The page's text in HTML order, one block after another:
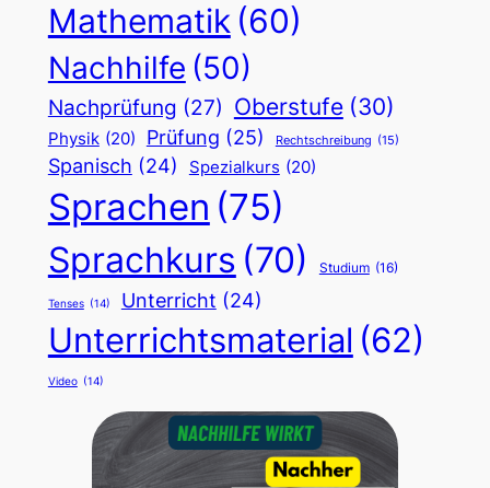
Mathematik (60)
Nachhilfe (50)
Nachprüfung (27) Oberstufe (30)
Physik (20) Prüfung (25) Rechtschreibung (15)
Spanisch (24) Spezialkurs (20)
Sprachen (75)
Sprachkurs (70) Studium (16)
Tenses (14) Unterricht (24)
Unterrichtsmaterial (62)
Video (14)